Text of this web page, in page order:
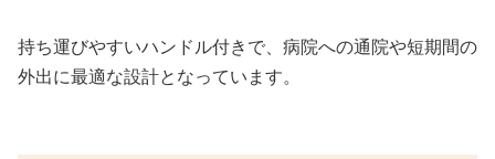
持ち運びやすいハンドル付きで、病院への通院や短期間の
外出に最適な設計となっています。